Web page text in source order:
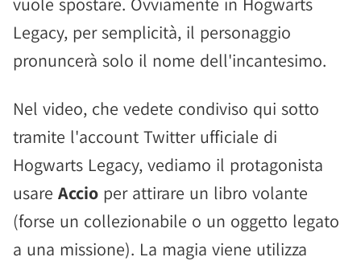
Legacy, per semplicità, il personaggio
pronuncerà solo il nome dell'incantesimo.
Nel video, che vedete condiviso qui sotto
tramite l'account Twitter ufficiale di
Hogwarts Legacy, vediamo il protagonista
usare Accio per attirare un libro volante
(forse un collezionabile o un oggetto legato
a una missione). La magia viene utilizza